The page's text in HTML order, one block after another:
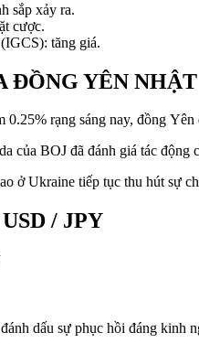
sắp xảy ra.
cược.
tăng giá.
ĐỒNG YÊN NHẬT
0.25% rạng sáng nay, đồng Yên
của BOJ đã đánh giá tác động
ở Ukraine tiếp tục thu hút sự
/ JPY
dấu sự phục hồi đáng kinh